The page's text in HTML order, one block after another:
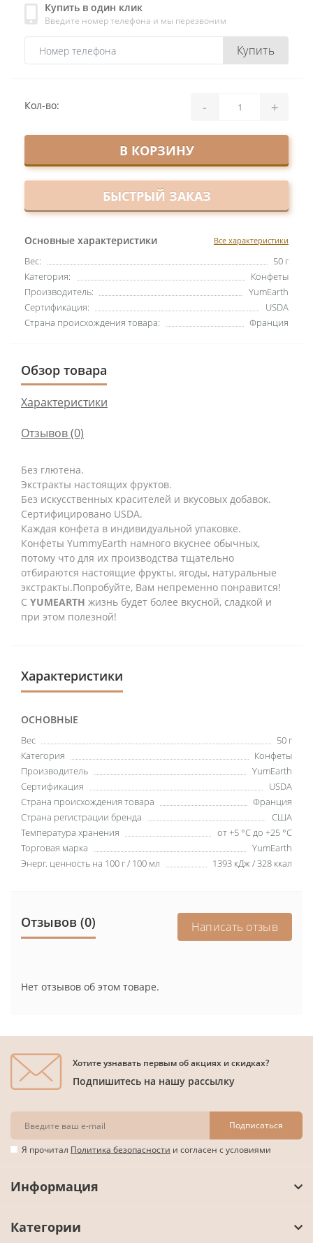
Купить в один клик
Введите номер телефона и мы перезвоним
Купить
Основные характеристики Все характеристики
Вес:
50 г
Категория:
Конфеты
Производитель:
YumEarth
Сертификация:
USDA
Страна происхождения товара:
Франция
Кол-во: - +
В КОРЗИНУ
БЫСТРЫЙ ЗАКАЗ
Обзор товара
Характеристики
Отзывов (0)
Без глютена.
Экстракты настоящих фруктов.
Без искусственных красителей и вкусовых добавок.
Сертифицировано USDA.
Каждая конфета в индивидуальной упаковке.
Конфеты YummyEarth намного вкуснее обычных,
потому что для их производства тщательно
отбираются настоящие фрукты, ягоды, натуральные
экстракты.Попробуйте, Вам непременно понравится!
С YUMEARTH жизнь будет более вкусной, сладкой и
при этом полезной!
Характеристики
ОСНОВНЫЕ
Вес
50 г
Категория
Конфеты
Производитель
YumEarth
Сертификация
USDA
Страна происхождения товара
Франция
Страна регистрации бренда
США
Температура хранения
от +5 °C до +25 °C
Торговая марка
YumEarth
Энерг. ценность на 100 г / 100 мл
1393 кДж / 328 ккал
Отзывов (0) Написать отзыв
Нет отзывов об этом товаре.
Хотите узнавать первым об акциях и скидках?
Подпишитесь на нашу рассылку
Подписаться
Я прочитал Политика безопасности и согласен с условиями
Информация
Категории